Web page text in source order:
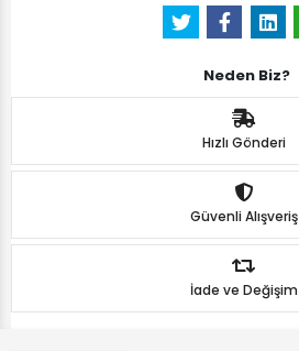
Neden Biz?
Hızlı Gönderi
Güvenli Alışveriş
İade ve Değişim